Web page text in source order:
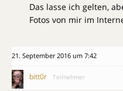
Das lasse ich gelten,
Fotos von mir im
21. September 2016 um 7:42
bitt0r Teilnehmer